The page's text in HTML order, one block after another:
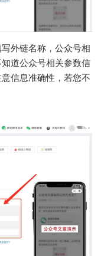
外链名称，公众号相
道公众号相关参数信
信息准确性，若您不